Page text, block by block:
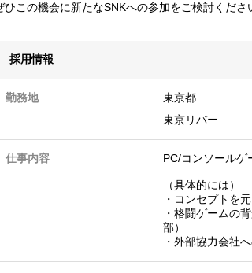
ひこの機会に新たなSNKへの参加をご検討くださ
採用情報
勤務地
東京都
東京リバー
仕事内容 PC/コンソールゲ
（具体的には）
・コンセプトを
・格闘ゲームの
部）
・外部協力会社